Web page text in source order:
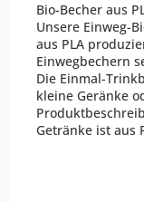
Bio-Becher aus
Unsere Einweg-
aus PLA
Einwegbechern
Die Einmal-
kleine Geränke
Getränke ist aus